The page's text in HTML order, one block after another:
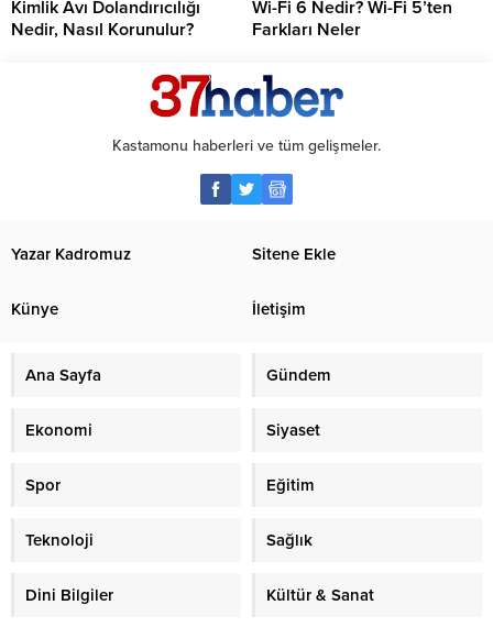
Kimlik Avı Dolandırıcılığı
Nedir, Nasıl Korunulur?
Wi-Fi 6 Nedir? Wi-Fi 5’ten
Farkları Neler
Kastamonu haberleri ve tüm gelişmeler.
Yazar Kadromuz Sitene Ekle
Künye İletişim
Ana Sayfa Gündem
Ekonomi Siyaset
Spor Eğitim
Teknoloji Sağlık
Dini Bilgiler Kültür & Sanat